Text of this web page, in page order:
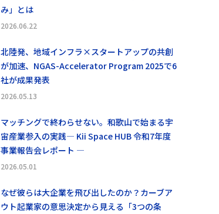
み」とは
2026.06.22
北陸発、地域インフラ×スタートアップの共創
が加速、NGAS-Accelerator Program 2025で6
社が成果発表
2026.05.13
マッチングで終わらせない。和歌山で始まる宇
宙産業参入の実践― Kii Space HUB 令和7年度
事業報告会レポート ―
2026.05.01
なぜ彼らは大企業を飛び出したのか？カーブア
ウト起業家の意思決定から見える「3つの条